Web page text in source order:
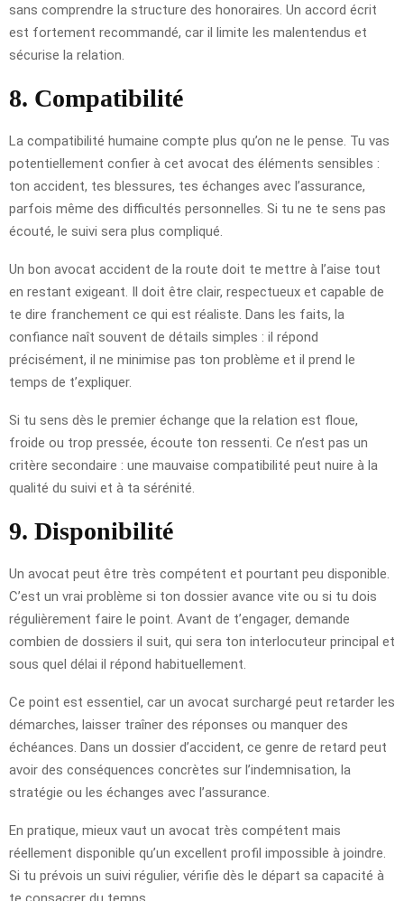
sans comprendre la structure des honoraires. Un accord écrit
est fortement recommandé, car il limite les malentendus et
sécurise la relation.
8. Compatibilité
La compatibilité humaine compte plus qu’on ne le pense. Tu vas
potentiellement confier à cet avocat des éléments sensibles :
ton accident, tes blessures, tes échanges avec l’assurance,
parfois même des difficultés personnelles. Si tu ne te sens pas
écouté, le suivi sera plus compliqué.
Un bon avocat accident de la route doit te mettre à l’aise tout
en restant exigeant. Il doit être clair, respectueux et capable de
te dire franchement ce qui est réaliste. Dans les faits, la
confiance naît souvent de détails simples : il répond
précisément, il ne minimise pas ton problème et il prend le
temps de t’expliquer.
Si tu sens dès le premier échange que la relation est floue,
froide ou trop pressée, écoute ton ressenti. Ce n’est pas un
critère secondaire : une mauvaise compatibilité peut nuire à la
qualité du suivi et à ta sérénité.
9. Disponibilité
Un avocat peut être très compétent et pourtant peu disponible.
C’est un vrai problème si ton dossier avance vite ou si tu dois
régulièrement faire le point. Avant de t’engager, demande
combien de dossiers il suit, qui sera ton interlocuteur principal et
sous quel délai il répond habituellement.
Ce point est essentiel, car un avocat surchargé peut retarder les
démarches, laisser traîner des réponses ou manquer des
échéances. Dans un dossier d’accident, ce genre de retard peut
avoir des conséquences concrètes sur l’indemnisation, la
stratégie ou les échanges avec l’assurance.
En pratique, mieux vaut un avocat très compétent mais
réellement disponible qu’un excellent profil impossible à joindre.
Si tu prévois un suivi régulier, vérifie dès le départ sa capacité à